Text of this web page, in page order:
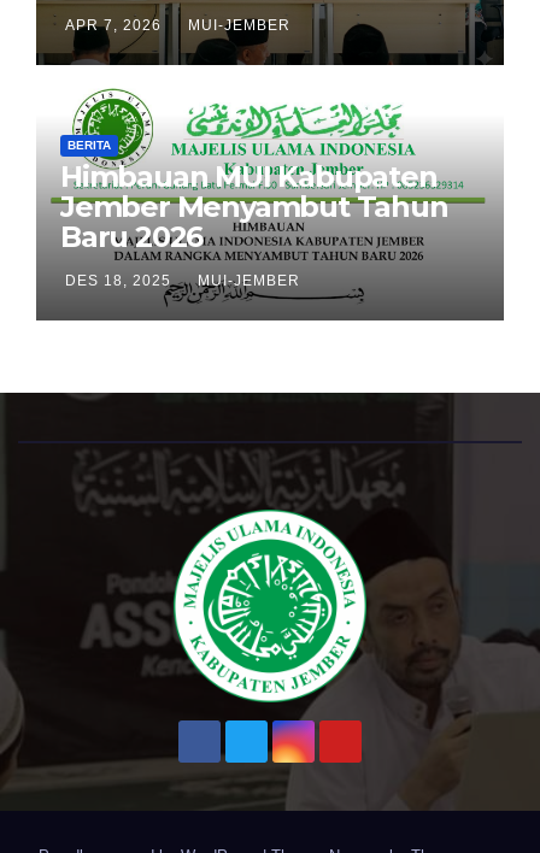
APR 7, 2026 MUI-JEMBER
BERITA
Himbauan MUI Kabupaten
Jember Menyambut Tahun
Baru 2026
DES 18, 2025 MUI-JEMBER